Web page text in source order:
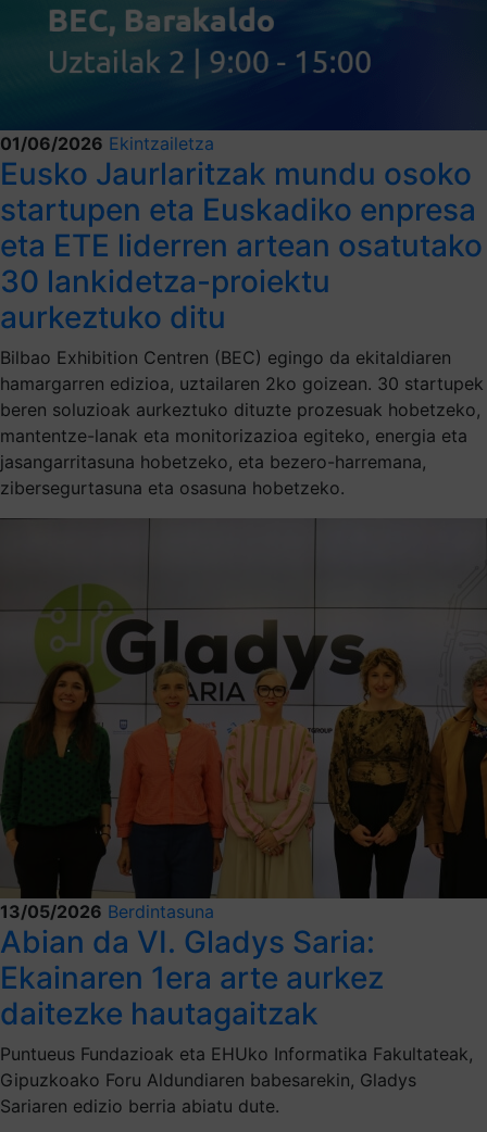
01/06/2026 Ekintzailetza
Eusko Jaurlaritzak mundu osoko
startupen eta Euskadiko enpresa
eta ETE liderren artean osatutako
30 lankidetza-proiektu
aurkeztuko ditu
Bilbao Exhibition Centren (BEC) egingo da ekitaldiaren
hamargarren edizioa, uztailaren 2ko goizean. 30 startupek
beren soluzioak aurkeztuko dituzte prozesuak hobetzeko,
mantentze-lanak eta monitorizazioa egiteko, energia eta
jasangarritasuna hobetzeko, eta bezero-harremana,
zibersegurtasuna eta osasuna hobetzeko.
13/05/2026 Berdintasuna
Abian da VI. Gladys Saria:
Ekainaren 1era arte aurkez
daitezke hautagaitzak
Puntueus Fundazioak eta EHUko Informatika Fakultateak,
Gipuzkoako Foru Aldundiaren babesarekin, Gladys
Sariaren edizio berria abiatu dute.